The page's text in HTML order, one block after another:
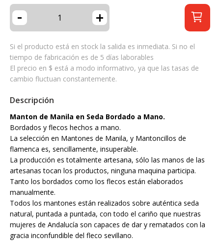
- +
Si el producto está en stock la salida es inmediata. Si no el
tiempo de fabricación es de 5 días laborables
El precio en $ está a modo informativo, ya que las tasas de
cambio fluctuan constantemente.
Descripción
Manton de Manila en Seda Bordado a Mano.
Bordados y flecos hechos a mano.
La selección en Mantones de Manila, y Mantoncillos de
flamenca es, sencillamente, insuperable.
La producción es totalmente artesana, sólo las manos de las
artesanas tocan los productos, ninguna maquina participa.
Tanto los bordados como los flecos están elaborados
manualmente.
Todos los mantones están realizados sobre auténtica seda
natural, puntada a puntada, con todo el cariño que nuestras
mujeres de Andalucía son capaces de dar y rematados con la
gracia inconfundible del fleco sevillano.